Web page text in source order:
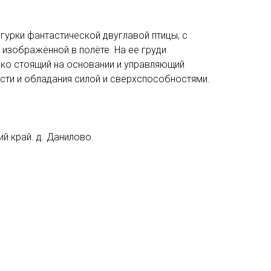
фантастической двуглавой птицы, с
в полёте. На ее груди
стоящий на основании и управляющий
и обладания силой и сверхспособностями.
край. д. Данилово.